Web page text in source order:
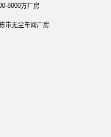
8000方厂房
带无尘车间厂房